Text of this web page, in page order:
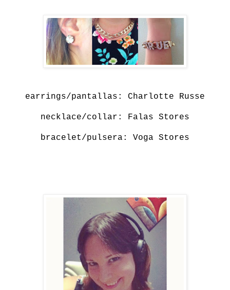
earrings/pantallas: Charlotte Russe
necklace/collar: Falas Stores
bracelet/pulsera: Voga Stores